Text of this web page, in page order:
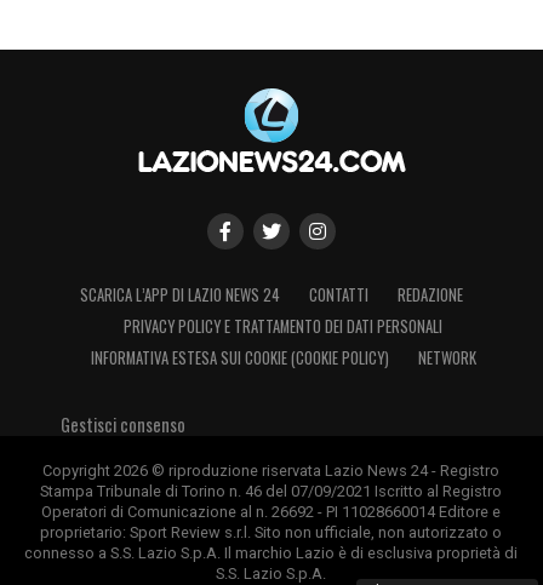
SCARICA L’APP DI LAZIO NEWS 24 CONTATTI
REDAZIONE
PRIVACY POLICY E TRATTAMENTO DEI DATI PERSONALI
INFORMATIVA ESTESA SUI COOKIE (COOKIE POLICY)
NETWORK
Gestisci consenso
Copyright 2026 © riproduzione riservata Lazio News 24 - Registro
Stampa Tribunale di Torino n. 46 del 07/09/2021 Iscritto al Registro
Operatori di Comunicazione al n. 26692 - PI 11028660014 Editore e
proprietario: Sport Review s.r.l. Sito non ufficiale, non autorizzato o
connesso a S.S. Lazio S.p.A. Il marchio Lazio è di esclusiva proprietà di
S.S. Lazio S.p.A.